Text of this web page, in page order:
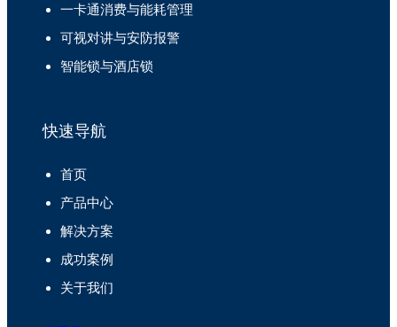
一卡通消费与能耗管理
可视对讲与安防报警
智能锁与酒店锁
快速导航
首页
产品中心
解决方案
成功案例
关于我们